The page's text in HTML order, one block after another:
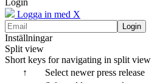
Login
Logga in med X
Login
Inställningar
Split view
Short keys for navigating in split view
↑
Select newer press release